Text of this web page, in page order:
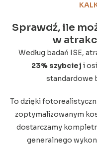
Sprawdź, ile
w
Według badań ISE,
23% szybciej i
standardowe
To dzięki
zoptymalizowanym
dostarczamy
generalnego